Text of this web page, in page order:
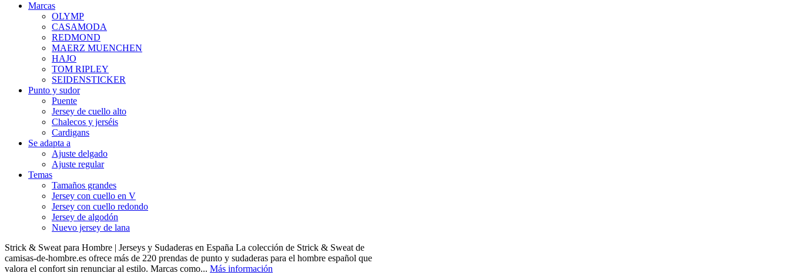
Marcas
OLYMP
CASAMODA
REDMOND
MAERZ MUENCHEN
HAJO
TOM RIPLEY
SEIDENSTICKER
Punto y sudor
Puente
Jersey de cuello alto
Chalecos y jerséis
Cardigans
Se adapta a
Ajuste delgado
Ajuste regular
Temas
Tamaños grandes
Jersey con cuello en V
Jersey con cuello redondo
Jersey de algodón
Nuevo jersey de lana
Strick & Sweat para Hombre | Jerseys y Sudaderas en España La colección de Strick & Sweat de
camisas-de-hombre.es ofrece más de 220 prendas de punto y sudaderas para el hombre español que
valora el confort sin renunciar al estilo. Marcas como... Más información